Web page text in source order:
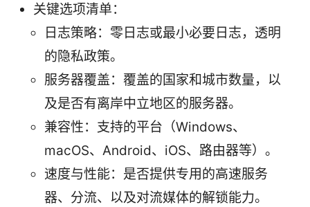
关键选项清单：
日志策略：零日志或最小必要日志，透明
的隐私政策。
服务器覆盖：覆盖的国家和城市数量，以
及是否有离岸中立地区的服务器。
兼容性：支持的平台（Windows、
macOS、Android、iOS、路由器等）。
速度与性能：是否提供专用的高速服务
器、分流、以及对流媒体的解锁能力。